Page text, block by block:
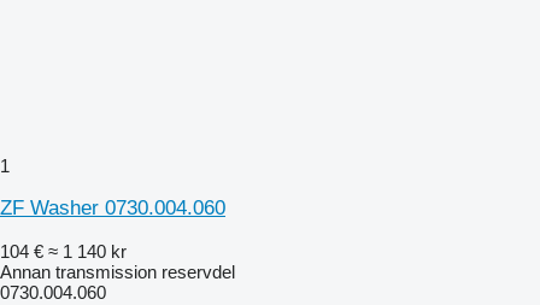
1
ZF Washer 0730.004.060
104 € ≈ 1 140 kr
Annan transmission reservdel
0730.004.060